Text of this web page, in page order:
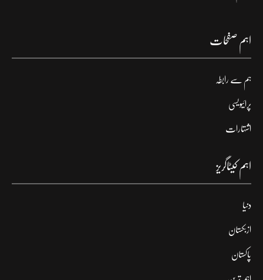
اہم صفحات
ہم سے رابطہ
پرائیویسی
اشتہارات
اہم کیٹاگریز
دنیا
ازبکستان
پاکستان